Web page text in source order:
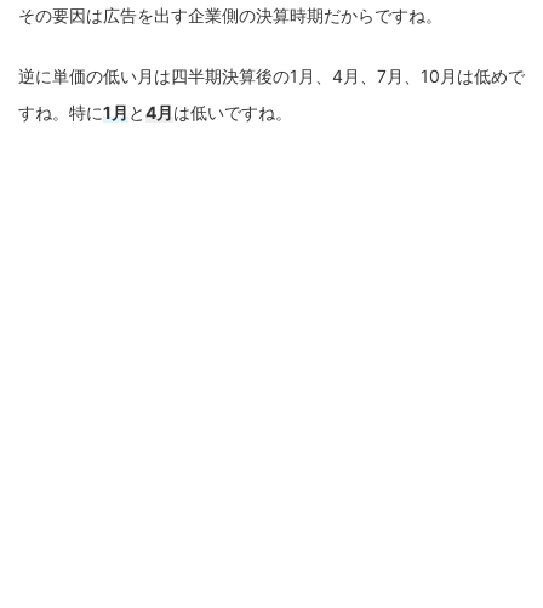
その要因は広告を出す企業側の決算時期だからですね。
逆に単価の低い月は四半期決算後の1月、4月、7月、10月は低めで
すね。特に1月と4月は低いですね。